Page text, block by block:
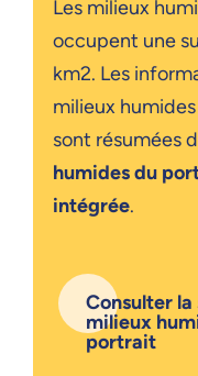
Les milieux
occupent une
km2. Les
milieux
sont résumées
humides du
intégrée.
Consulter
milieux
portrait